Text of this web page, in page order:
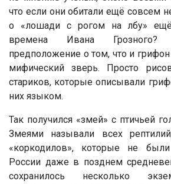
что если они обитали ещё совсем
о «лошади с рогом на лбу»
времена Ивана Грозного?
предположение о том, что и
мифический зверь. Просто
стариков, которые описывали
них языком.
Так получился «змей» с птичьей
Змеями называли всех
«коркодилов», которые не
России даже в позднем
сохранилось несколько